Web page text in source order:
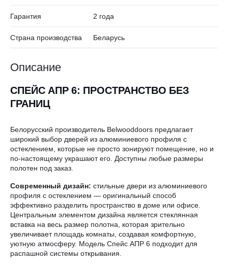
Гарантия 2 года
Страна производства Беларусь
Описание
СПЕЙС АПР 6: ПРОСТРАНСТВО БЕЗ
ГРАНИЦ
Белорусский производитель Belwooddoors предлагает
широкий выбор дверей из алюминиевого профиля с
остеклением, которые не просто зонируют помещение, но и
по-настоящему украшают его. Доступны любые размеры
полотен под заказ.
Современный дизайн: стильные двери из алюминиевого
профиля с остеклением — оригинальный способ
эффективно разделить пространство в доме или офисе.
Центральным элементом дизайна является стеклянная
вставка на весь размер полотна, которая зрительно
увеличивает площадь комнаты, создавая комфортную,
уютную атмосферу. Модель Спейс АПР 6 подходит для
распашной системы открывания.